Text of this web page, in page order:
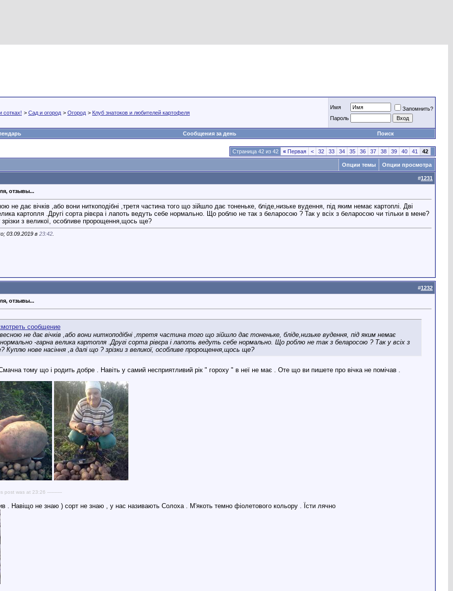
сотках! > Сад и огород > Огород > Клуб знатоков и любителей картофеля
Имя
Запомнить?
Пароль
Сообщения за день Поиск
Страница 42 из 42 « Первая < 32 33 34 35 36 37 38 39 40 41 42
Опции темы Опции просмотра
#1231
отзывы...
не дає вічків ,або вони ниткоподібні ,третя частина того що зійшло дає тоненьке, бліде,низьке вудення, під яким немає картоплі. Дві
картопля .Другі сорта рівєра і лапоть ведуть себе нормально. Що роблю не так з беларосою ? Так у всіх з беларосою чи тільки в мене?
з великої, особливе пророщення,щось ще?
03.09.2019 в 23:42
#1232
отзывы...
не дає вічків ,або вони ниткоподібні ,третя частина того що зійшло дає тоненьке, бліде,низьке вудення, під яким немає
-гарна велика картопля .Другі сорта рівєра і лапоть ведуть себе нормально. Що роблю не так з беларосою ? Так у всіх з
Куплю нове насіння ,а далі що ? зрізки з великої, особливе пророщення,щось ще?
тому що і родить добре . Навіть у самий несприятливий рік " гороху " в неї не має . Оте що ви пишете про вічка не помічав .
post was at 23:26 ----------
. Навіщо не знаю ) сорт не знаю , у нас називають Солоха . М'якоть темно фіолетового кольору . Їсти лячно